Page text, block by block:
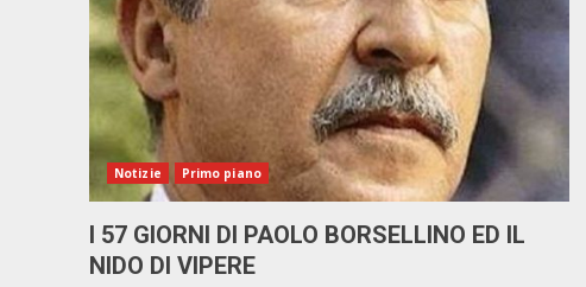
Notizie Primo piano
I 57 GIORNI DI PAOLO BORSELLINO ED IL
NIDO DI VIPERE